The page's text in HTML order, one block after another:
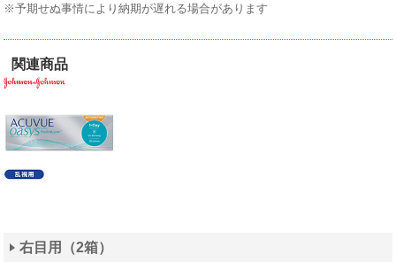
※予期せぬ事情により納期が遅れる場合があります
関連商品
右目用（2箱）